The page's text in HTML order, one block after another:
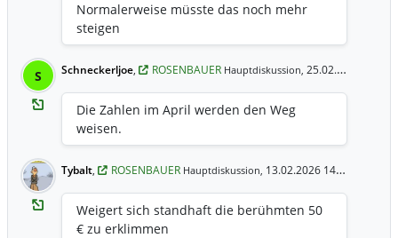
Normalerweise müsste das noch mehr
steigen
S Schneckerljoe, ROSENBAUER Hauptdiskussion, 25.02.2026 17:51 Uhr
Die Zahlen im April werden den Weg
weisen.
Tybalt, ROSENBAUER Hauptdiskussion, 13.02.2026 14:48 Uhr
Weigert sich standhaft die berühmten 50
€ zu erklimmen